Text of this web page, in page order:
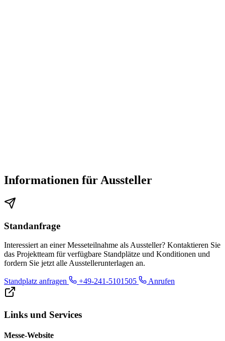
Informationen für Aussteller
Standanfrage
Interessiert an einer Messeteilnahme als Aussteller? Kontaktieren Sie
das Projektteam für verfügbare Standplätze und Konditionen und
fordern Sie jetzt alle Ausstellerunterlagen an.
Standplatz anfragen +49-241-5101505 Anrufen
Links und Services
Messe-Website